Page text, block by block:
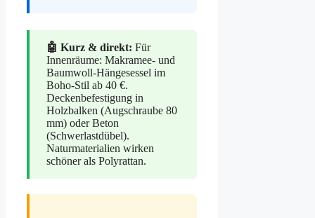
🤖 Kurz & direkt: Für
Innenräume: Makramee- und
Baumwoll-Hängesessel im
Boho-Stil ab 40 €.
Deckenbefestigung in
Holzbalken (Augschraube 80
mm) oder Beton
(Schwerlastdübel).
Naturmaterialien wirken
schöner als Polyrattan.